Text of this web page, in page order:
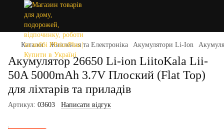
Каталог Живлення та Електроніка Акумулятори Li-Ion
Акумулятор 26650 Li-ion LiitoKala Lii-
50A 5000mAh 3.7V Плоский (Flat Top)
для ліхтарів та приладів
Артикул: 03603 Написати відгук